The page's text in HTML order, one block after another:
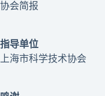
协会简报
指导单位
上海市科学技术协会